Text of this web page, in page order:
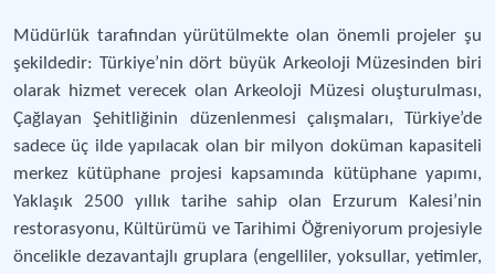
Müdürlük tarafından yürütülmekte olan önemli projeler şu
şekildedir: Türkiye’nin dört büyük Arkeoloji Müzesinden biri
olarak hizmet verecek olan Arkeoloji Müzesi oluşturulması,
Çağlayan Şehitliğinin düzenlenmesi çalışmaları, Türkiye’de
sadece üç ilde yapılacak olan bir milyon doküman kapasiteli
merkez kütüphane projesi kapsamında kütüphane yapımı,
Yaklaşık 2500 yıllık tarihe sahip olan Erzurum Kalesi’nin
restorasyonu, Kültürümü ve Tarihimi Öğreniyorum projesiyle
öncelikle dezavantajlı gruplara (engelliler, yoksullar, yetimler,